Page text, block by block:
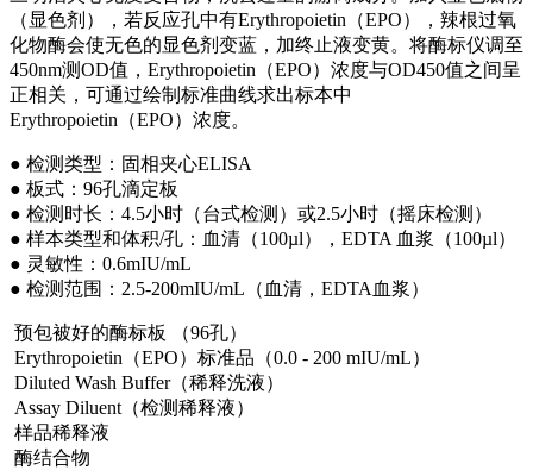
（显色剂），若反应孔中有Erythropoietin（EPO），辣根过氧
化物酶会使无色的显色剂变蓝，加终止液变黄。将酶标仪调至
450nm测OD值，Erythropoietin（EPO）浓度与OD450值之间呈
正相关，可通过绘制标准曲线求出标本中
Erythropoietin（EPO）浓度。
● 检测类型：固相夹心ELISA
● 板式：96孔滴定板
● 检测时长：4.5小时（台式检测）或2.5小时（摇床检测）
● 样本类型和体积/孔：血清（100µl），EDTA 血浆（100µl）
● 灵敏性：0.6mIU/mL
● 检测范围：2.5-200mIU/mL（血清，EDTA血浆）
预包被好的酶标板 （96孔）
Erythropoietin（EPO）标准品（0.0 - 200 mIU/mL）
Diluted Wash Buffer（稀释洗液）
Assay Diluent（检测稀释液）
样品稀释液
酶结合物